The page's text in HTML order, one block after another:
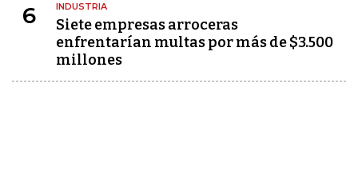
6 INDUSTRIA
Siete empresas arroceras
enfrentarían multas por más de $3.500
millones